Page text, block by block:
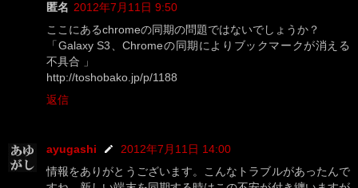
匿名 2012年7月11日 9:50
ここにあるchromeの同期の問題ではないでしょうか？
「Galaxy S3、Chromeの同期によりブックマークが消える
不具合 」
http://toshobako.jp/p/1188
返信
ayugashi
2012年7月11日 14:00
情報をありがとうございます。こんなトラブルがあったんで